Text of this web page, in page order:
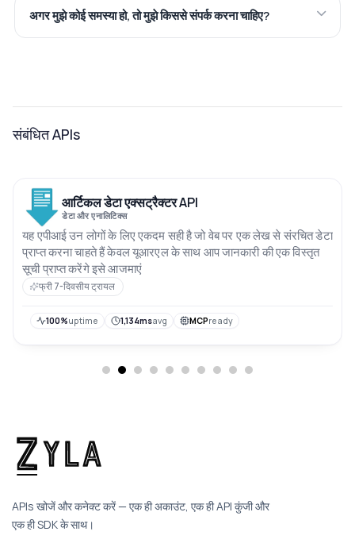
अगर मुझे कोई समस्या हो, तो मुझे किससे संपर्क करना चाहिए?
संबंधित APIs
आर्टिकल डेटा एक्सट्रैक्टर API
डेटा और एनालिटिक्स
यह एपीआई उन लोगों के लिए एकदम सही है जो वेब पर एक लेख से संरचित डेटा
प्राप्त करना चाहते हैं केवल यूआरएल के साथ आप जानकारी की एक विस्तृत
सूची प्राप्त करेंगे इसे आजमाएं
फ्री 7-दिवसीय ट्रायल
100%uptime 1,134msavg MCPready
APIs खोजें और कनेक्ट करें — एक ही अकाउंट, एक ही API कुंजी और
एक ही SDK के साथ।